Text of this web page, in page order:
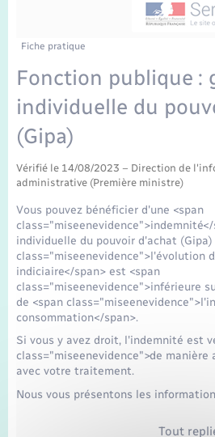
Mariage – PACS
Parrainage civil
Recensement
Fiche pratique
Fonction publique :
individuelle du
(Gipa)
Vérifié le 14/08/2023 – Direction de
administrative (Première ministre)
Vous pouvez bénéficier d'une <span
individuelle du pouvoir d'achat (Gipa)
class="miseenevidence">l'évolution
indiciaire</span> est <span
class="miseenevidence">inférieure
de <span
consommation</span>.
Si vous y avez droit, l'indemnité est
class="miseenevidence">de manière
avec votre traitement.
Nous vous présentons les
Tout